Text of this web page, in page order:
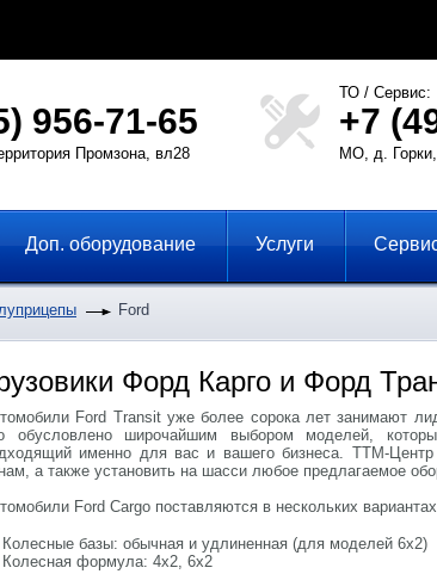
956-71-65
Промзона, вл28
ТО / Сервис:
+7
МО, д.
Доп. оборудование Услуги
Ford
Форд Карго и Форд
Ford Transit уже более сорока лет занимают
обусловлено широчайшим выбором моделей,
именно для вас и вашего бизнеса. ТТМ-
а также установить на шасси любое предлагаемое
Ford Cargo поставляются в нескольких вариантах
Колесные базы: обычная и удлиненная (для моделей 6х2)
Колесная формула: 4х2, 6х2